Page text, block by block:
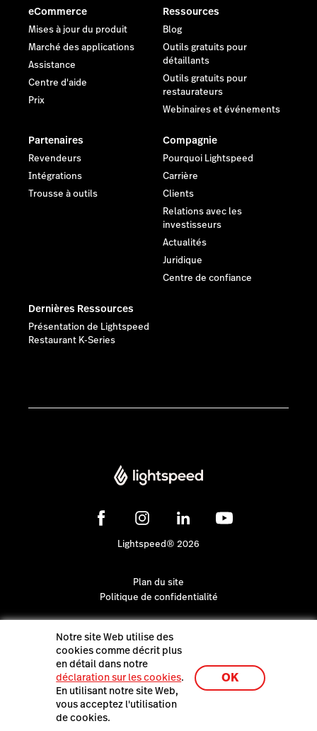
eCommerce
Mises à jour du produit
Marché des applications
Assistance
Centre d'aide
Prix
Ressources
Blog
Outils gratuits pour
détaillants
Outils gratuits pour
restaurateurs
Webinaires et événements
Partenaires
Revendeurs
Intégrations
Trousse à outils
Compagnie
Pourquoi Lightspeed
Carrière
Clients
Relations avec les
investisseurs
Actualités
Juridique
Centre de confiance
Dernières Ressources
Présentation de Lightspeed
Restaurant K-Series
Lightspeed® 2026
Plan du site
Politique de confidentialité
Notre site Web utilise des
cookies comme décrit plus
en détail dans notre
déclaration sur les cookies.
En utilisant notre site Web,
vous acceptez l'utilisation
de cookies.
OK